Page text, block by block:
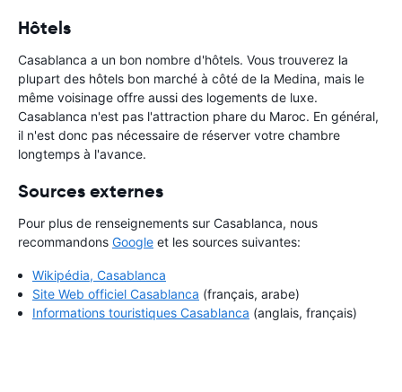
Hôtels
Casablanca a un bon nombre d'hôtels. Vous trouverez la
plupart des hôtels bon marché à côté de la Medina, mais le
même voisinage offre aussi des logements de luxe.
Casablanca n'est pas l'attraction phare du Maroc. En général,
il n'est donc pas nécessaire de réserver votre chambre
longtemps à l'avance.
Sources externes
Pour plus de renseignements sur Casablanca, nous
recommandons Google et les sources suivantes:
Wikipédia, Casablanca
Site Web officiel Casablanca (français, arabe)
Informations touristiques Casablanca (anglais, français)